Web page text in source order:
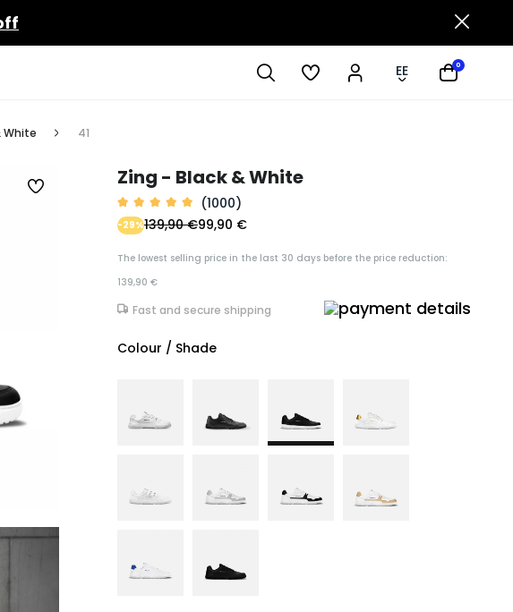
EE 0
White 41
Zing - Black & White
(1000)
99,90 €
-29%139,90 €
The lowest selling price in the last 30 days before the price reduction:
139,90 €
Fast and secure shipping
Colour / Shade